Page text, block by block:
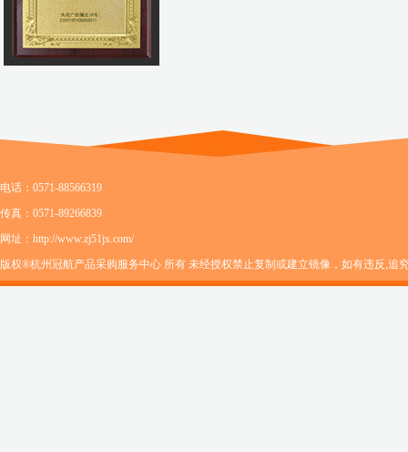
电话：0571-88566319
传真：0571-89266839
网址：http://www.zj51jx.com/
版权®杭州冠航产品采购服务中心 所有 未经授权禁止复制或建立镜像，如有违反,追